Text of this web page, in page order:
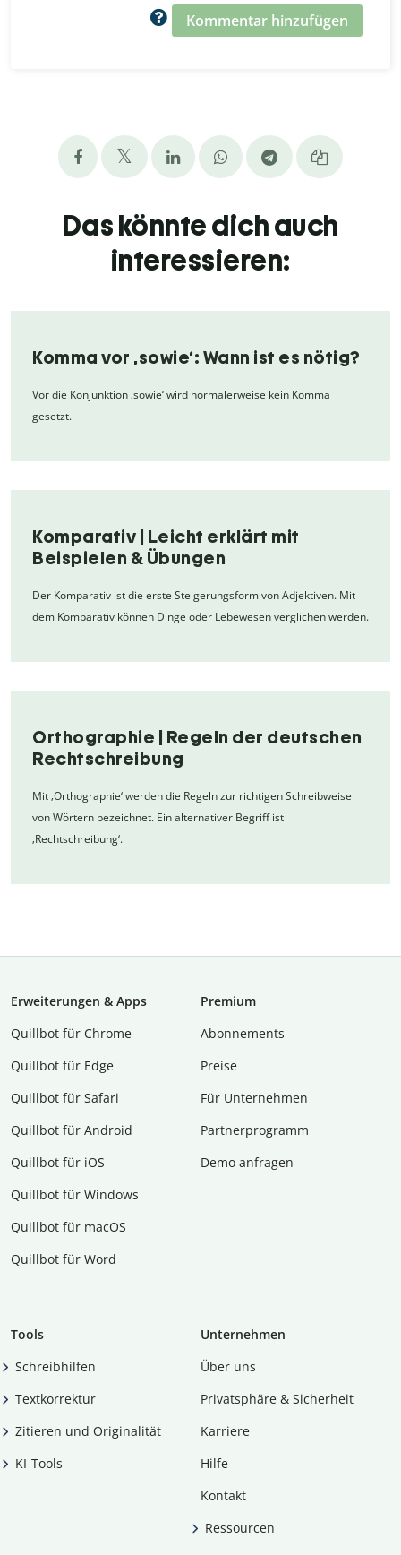
Kommentar hinzufügen
Das könnte dich auch
interessieren:
Komma vor ‚sowie‘: Wann ist es nötig?
Vor die Konjunktion ‚sowie‘ wird normalerweise kein Komma
gesetzt.
Komparativ | Leicht erklärt mit
Beispielen & Übungen
Der Komparativ ist die erste Steigerungsform von Adjektiven. Mit
dem Komparativ können Dinge oder Lebewesen verglichen werden.
Orthographie | Regeln der deutschen
Rechtschreibung
Mit ‚Orthographie‘ werden die Regeln zur richtigen Schreibweise
von Wörtern bezeichnet. Ein alternativer Begriff ist
‚Rechtschreibung‘.
Erweiterungen & Apps
Quillbot für Chrome
Quillbot für Edge
Quillbot für Safari
Quillbot für Android
Quillbot für iOS
Quillbot für Windows
Quillbot für macOS
Quillbot für Word
Premium
Abon­ne­ments
Preise
Für Unternehmen
Partnerprogramm
Demo anfragen
Tools
Schreibhilfen
Textkorrektur
Zitieren und Originalität
KI-Tools
Unternehmen
Über uns
Privatsphäre & Sicherheit
Karriere
Hilfe
Kontakt
Ressourcen